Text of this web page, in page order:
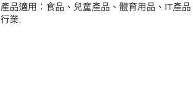
產品適用：食品、兒童產品、體育用品、IT產
行業.